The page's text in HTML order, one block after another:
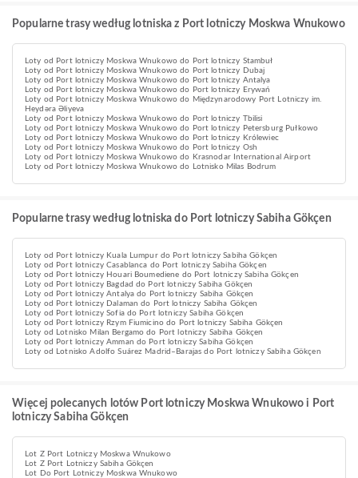
Popularne trasy według lotniska z Port lotniczy Moskwa Wnukowo
Loty od Port lotniczy Moskwa Wnukowo do Port lotniczy Stambuł
Loty od Port lotniczy Moskwa Wnukowo do Port lotniczy Dubaj
Loty od Port lotniczy Moskwa Wnukowo do Port lotniczy Antalya
Loty od Port lotniczy Moskwa Wnukowo do Port lotniczy Erywań
Loty od Port lotniczy Moskwa Wnukowo do Międzynarodowy Port Lotniczy im.
Heydəra Əliyeva
Loty od Port lotniczy Moskwa Wnukowo do Port lotniczy Tbilisi
Loty od Port lotniczy Moskwa Wnukowo do Port lotniczy Petersburg Pułkowo
Loty od Port lotniczy Moskwa Wnukowo do Port lotniczy Królewiec
Loty od Port lotniczy Moskwa Wnukowo do Port lotniczy Osh
Loty od Port lotniczy Moskwa Wnukowo do Krasnodar International Airport
Loty od Port lotniczy Moskwa Wnukowo do Lotnisko Milas Bodrum
Popularne trasy według lotniska do Port lotniczy Sabiha Gökçen
Loty od Port lotniczy Kuala Lumpur do Port lotniczy Sabiha Gökçen
Loty od Port lotniczy Casablanca do Port lotniczy Sabiha Gökçen
Loty od Port lotniczy Houari Boumediene do Port lotniczy Sabiha Gökçen
Loty od Port lotniczy Bagdad do Port lotniczy Sabiha Gökçen
Loty od Port lotniczy Antalya do Port lotniczy Sabiha Gökçen
Loty od Port lotniczy Dalaman do Port lotniczy Sabiha Gökçen
Loty od Port lotniczy Sofia do Port lotniczy Sabiha Gökçen
Loty od Port lotniczy Rzym Fiumicino do Port lotniczy Sabiha Gökçen
Loty od Lotnisko Milan Bergamo do Port lotniczy Sabiha Gökçen
Loty od Port lotniczy Amman do Port lotniczy Sabiha Gökçen
Loty od Lotnisko Adolfo Suárez Madrid–Barajas do Port lotniczy Sabiha Gökçen
Więcej polecanych lotów Port lotniczy Moskwa Wnukowo i Port
lotniczy Sabiha Gökçen
Lot Z Port Lotniczy Moskwa Wnukowo
Lot Z Port Lotniczy Sabiha Gökçen
Lot Do Port Lotniczy Moskwa Wnukowo